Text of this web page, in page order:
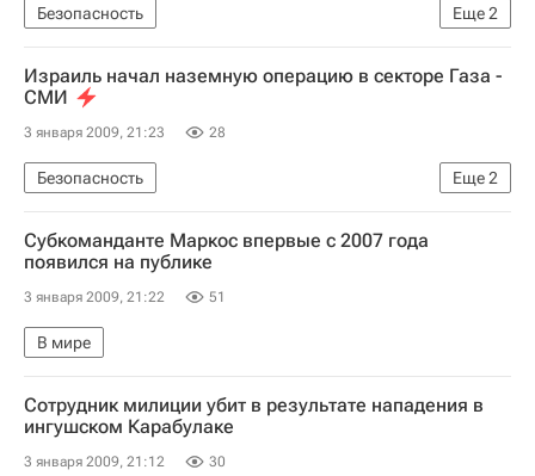
Еще2
Безопасность
Наземная операция Израиля в секторе Газа
Израиль атаковал сектор Газа
Израиль начал наземную операцию в секторе Газа -
СМИ
3 января 2009, 21:23 28
Еще2
Безопасность
Наземная операция Израиля в секторе Газа
Израиль атаковал сектор Газа
Субкоманданте Маркос впервые с 2007 года
появился на публике
3 января 2009, 21:22 51
В мире
Сотрудник милиции убит в результате нападения в
ингушском Карабулаке
3 января 2009, 21:12 30